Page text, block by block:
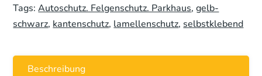
x
1
Menge
Tags:Autoschutz. Felgenschutz. Parkhaus,gelb-
schwarz, kantenschutz, lamellenschutz,selbstklebend
Beschreibung